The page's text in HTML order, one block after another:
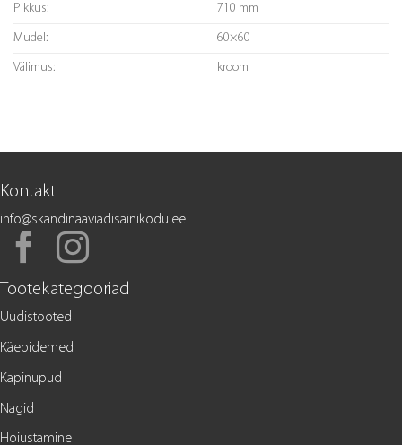
Pikkus: 710 mm
Mudel: 60×60
Välimus: kroom
Kontakt
info@skandinaaviadisainikodu.ee
Tootekategooriad
Uudistooted
Käepidemed
Kapinupud
Nagid
Hoiustamine